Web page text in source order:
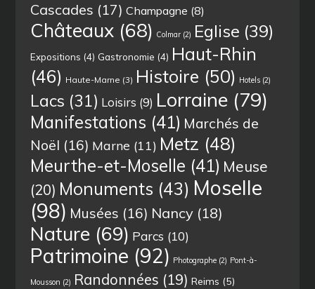
Cascades (17) Champagne (8)
Châteaux (68) Colmar (2) Eglise (39)
Expositions (4) Gastronomie (4) Haut-Rhin
(46) Haute-Marne (3) Histoire (50) Hotels (2)
Lacs (31) Loisirs (9) Lorraine (79)
Manifestations (41) Marchés de
Noël (16) Marne (11) Metz (48)
Meurthe-et-Moselle (41) Meuse
(20) Monuments (43) Moselle
(98) Musées (16) Nancy (18)
Nature (69) Parcs (10)
Patrimoine (92) Photographe (2) Pont-à-
Mousson (2) Randonnées (19) Reims (5)